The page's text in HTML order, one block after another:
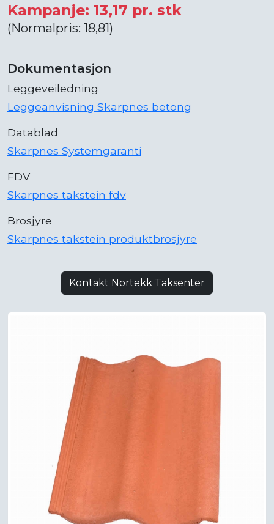
Kampanje: 13,17 pr. stk
(Normalpris: 18,81)
Dokumentasjon
Leggeveiledning
Leggeanvisning Skarpnes betong
Datablad
Skarpnes Systemgaranti
FDV
Skarpnes takstein fdv
Brosjyre
Skarpnes takstein produktbrosjyre
Kontakt Nortekk Taksenter